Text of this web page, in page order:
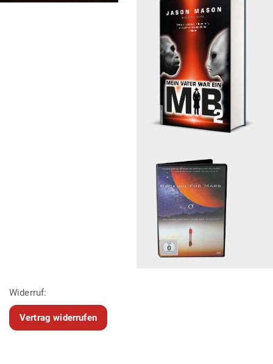
Widerruf:
Vertrag widerrufen